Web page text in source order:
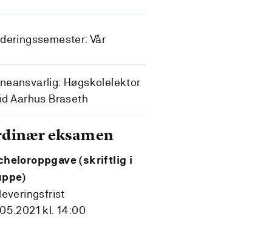
Vår
Høgskolelektor
Aarhus Braseth
eksamen
(skriftlig i
kl. 14:00